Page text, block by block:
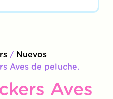
/ Nuevos
Aves de peluche.
Aves